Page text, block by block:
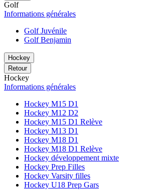
Golf
Informations générales
Golf Juvénile
Golf Benjamin
Hockey
Retour
Hockey
Informations générales
Hockey M15 D1
Hockey M12 D2
Hockey M15 D1 Relève
Hockey M13 D1
Hockey M18 D1
Hockey M18 D1 Relève
Hockey développement mixte
Hockey Prep Filles
Hockey Varsity filles
Hockey U18 Prep Gars